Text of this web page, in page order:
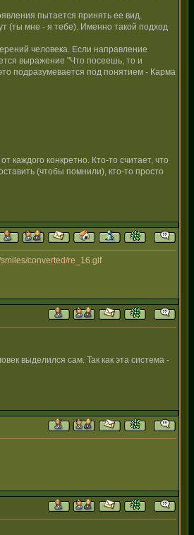
пытается принять ее вид.
(ты мне - я тебе). Именно такой подход
человека. Если направление
выражение "Что посеешь, то и
подразумевается под понятием - Карма
каждого конкретно. Кто-то считает, что
(чтобы помнили), кто-то просто
converted/re_16.gif
выделился сам. Так как эта система -